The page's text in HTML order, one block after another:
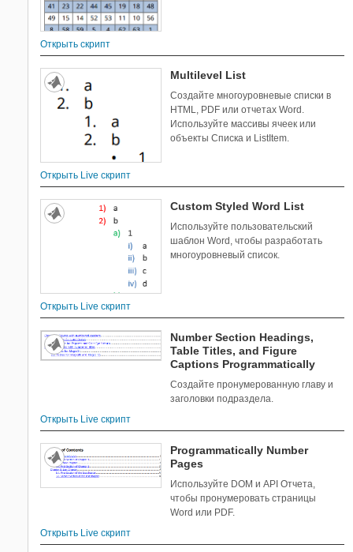
Открыть скрипт
Multilevel List
Создайте многоуровневые списки в
HTML, PDF или отчетах Word.
Используйте массивы ячеек или
объекты Списка и ListItem.
Открыть Live скрипт
Custom Styled Word List
Используйте пользовательский
шаблон Word, чтобы разработать
многоуровневый список.
Открыть Live скрипт
Number Section Headings,
Table Titles, and Figure
Captions Programmatically
Создайте пронумерованную главу и
заголовки подраздела.
Открыть Live скрипт
Programmatically Number
Pages
Используйте DOM и API Отчета,
чтобы пронумеровать страницы
Word или PDF.
Открыть Live скрипт